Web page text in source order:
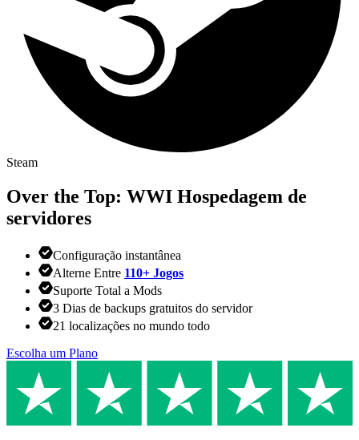
Steam
Over the Top: WWI Hospedagem de
servidores
Configuração instantânea
Alterne Entre 110+ Jogos
Suporte Total a Mods
3 Dias de backups gratuitos do servidor
21 localizações no mundo todo
Escolha um Plano